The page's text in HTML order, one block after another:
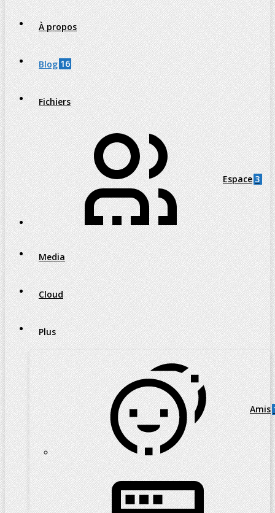
À propos
Blog 16
Fichiers
Espace 3
Media
Cloud
Plus
Amis